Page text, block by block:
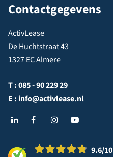
Contactgegevens
ActivLease
De Huchtstraat 43
1327 EC Almere
T :085 - 90 229 29
E : info@activlease.nl
9.6/10